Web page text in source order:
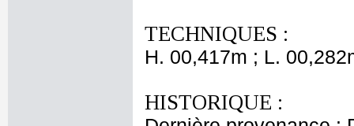
TECHNIQUES :
H. 00,417m ; L.
HISTORIQUE :